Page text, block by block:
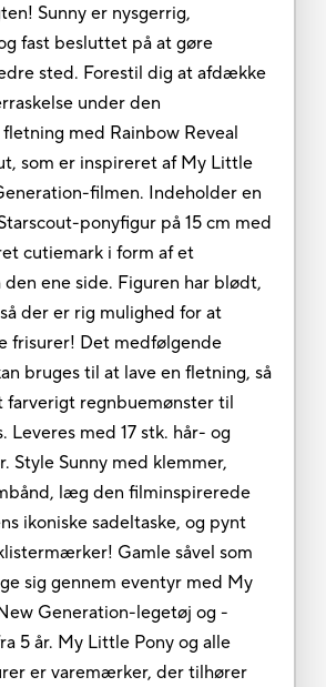
Sunny er nysgerrig,
fast besluttet på at gøre
sted. Forestil dig at afdække
under den
med Rainbow Reveal
som er inspireret af My Little
filmen. Indeholder en
ponyfigur på 15 cm med
cutiemark i form af et
ene side. Figuren har blødt,
der er rig mulighed for at
frisurer! Det medfølgende
bruges til at lave en fletning, så
farverigt regnbuemønster til
Leveres med 17 stk. hår- og
Style Sunny med klemmer,
læg den filminspirerede
ikoniske sadeltaske, og pynt
Gamle såvel som
sig gennem eventyr med My
Generation-legetøj og -
5 år. My Little Pony og alle
er varemærker, der tilhører